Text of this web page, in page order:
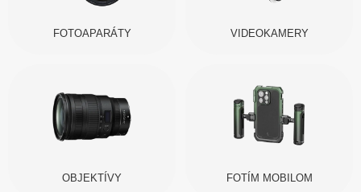
FOTOAPARÁTY VIDEOKAMERY
OBJEKTÍVY FOTÍM MOBILOM